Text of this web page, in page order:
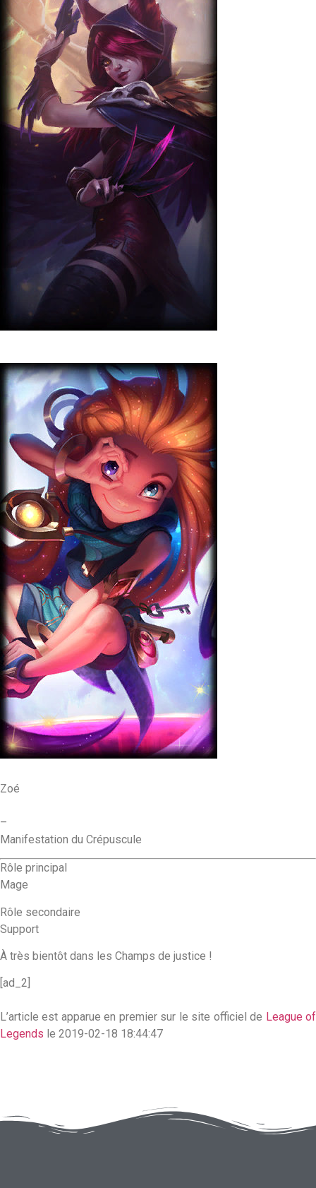
Zoé
–
Manifestation du Crépuscule
Rôle principal
Mage
Rôle secondaire
Support
À très bientôt dans les Champs de justice !
[ad_2]
L’article est apparue en premier sur le site officiel de League of
Legends le 2019-02-18 18:44:47